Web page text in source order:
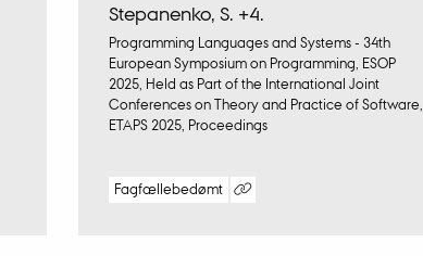
Stepanenko, S. +4.
Programming Languages and Systems - 34th
European Symposium on Programming, ESOP
2025, Held as Part of the International Joint
Conferences on Theory and Practice of Software,
ETAPS 2025, Proceedings
Fagfællebedømt